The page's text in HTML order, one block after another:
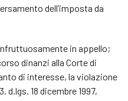
dell’imposta da
in appello;
dinanzi alla Corte di
di interesse, la violazione
18 dicembre 1997,